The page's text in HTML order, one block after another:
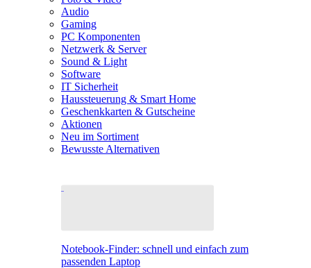
Audio
Gaming
PC Komponenten
Netzwerk & Server
Sound & Light
Software
IT Sicherheit
Haussteuerung & Smart Home
Geschenkkarten & Gutscheine
Aktionen
Neu im Sortiment
Bewusste Alternativen
Notebook-Finder: schnell und einfach zum
passenden Laptop